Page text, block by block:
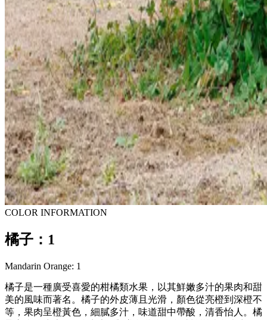
COLOR INFORMATION
橘子：1
Mandarin Orange: 1
橘子是一種廣受喜愛的柑橘類水果，以其鮮嫩多汁的果肉和甜
美的風味而著名。橘子的外皮薄且光滑，顏色從亮橙到深橙不
等，果肉呈橙黃色，細膩多汁，味道甜中帶酸，清香怡人。橘